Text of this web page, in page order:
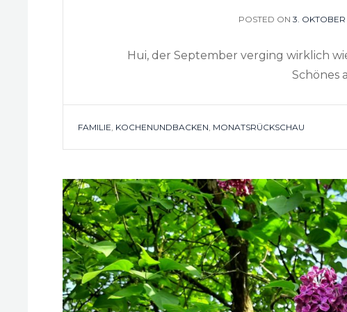
POSTED ON POSTED
3.
Hui, der September verging wirklich
Schönes
TAGS
FAMILIE KOCHENUNDBACKEN MONATSRÜCKSCHAU